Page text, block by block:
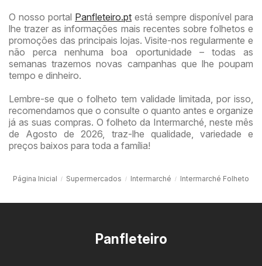
O nosso portal Panfleteiro.pt está sempre disponível para
lhe trazer as informações mais recentes sobre folhetos e
promoções das principais lojas. Visite-nos regularmente e
não perca nenhuma boa oportunidade – todas as
semanas trazemos novas campanhas que lhe poupam
tempo e dinheiro.
Lembre-se que o folheto tem validade limitada, por isso,
recomendamos que o consulte o quanto antes e organize
já as suas compras. O folheto da Intermarché, neste mês
de Agosto de 2026, traz-lhe qualidade, variedade e
preços baixos para toda a família!
Página Inicial Supermercados Intermarché Intermarché Folheto
Panfleteiro